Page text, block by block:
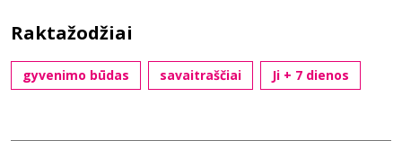
Raktažodžiai
gyvenimo būdas savaitraščiai Ji + 7 dienos